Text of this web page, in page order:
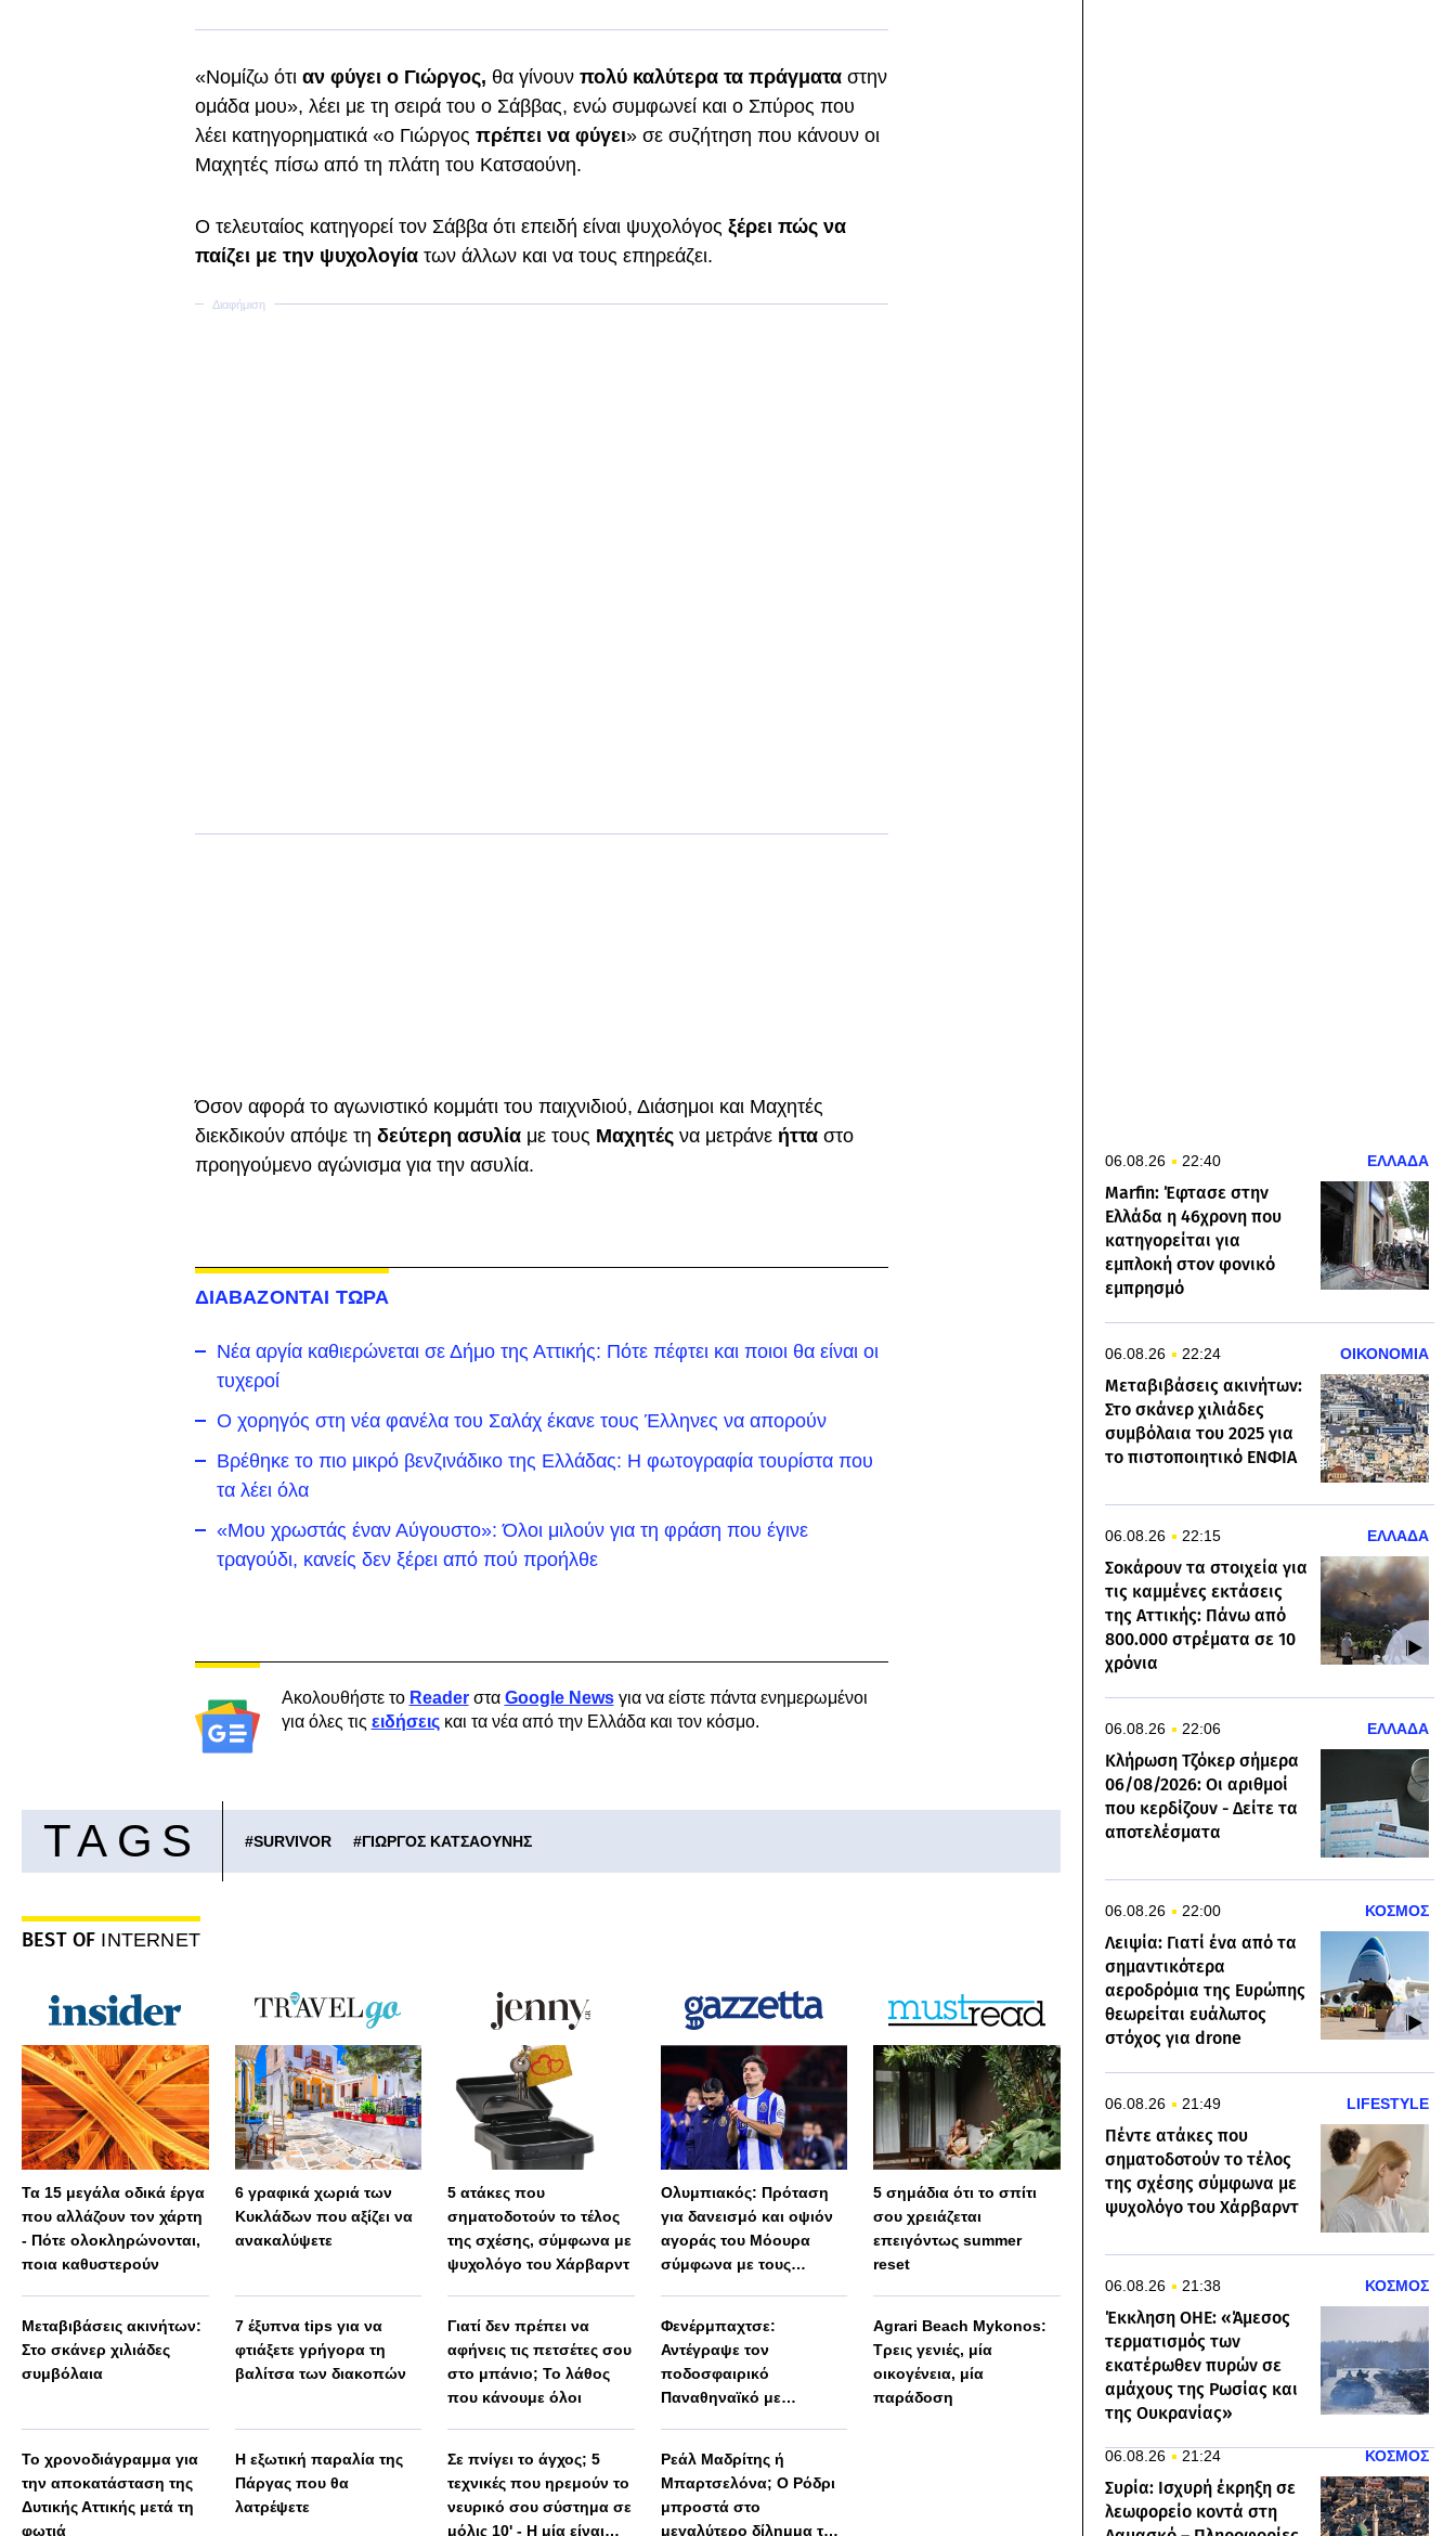
«Νομίζω ότι αν φύγει ο Γιώργος, θα γίνουν πολύ καλύτερα τα πράγματαστην
ομάδα μου», λέει με τη σειρά του ο Σάββας, ενώ συμφωνεί και ο Σπύρος που
λέει κατηγορηματικά «ο Γιώργος πρέπει να φύγει» σε συζήτηση που κάνουν οι
Μαχητές πίσω από τη πλάτη του Κατσαούνη.
Ο τελευταίος κατηγορεί τον Σάββα ότι επειδή είναι ψυχολόγος ξέρει πώς να
παίζει με την ψυχολογία των άλλων και να τους επηρεάζει.
Όσον αφορά το αγωνιστικό κομμάτι του παιχνιδιού, Διάσημοι και Μαχητές
διεκδικούν απόψε τη δεύτερη ασυλίαμε τους Μαχητέςνα μετράνε ήττα στο
προηγούμενο αγώνισμα για την ασυλία.
ΔΙΑΒΑΖΟΝΤΑΙ ΤΩΡΑ
Νέα αργία καθιερώνεται σε Δήμο της Αττικής: Πότε πέφτει και ποιοι θα είναι οι
τυχεροί
Ο χορηγός στη νέα φανέλα του Σαλάχ έκανε τους Έλληνες να απορούν
Βρέθηκε το πιο μικρό βενζινάδικο της Ελλάδας: Η φωτογραφία τουρίστα που
τα λέει όλα
«Μου χρωστάς έναν Αύγουστο»: Όλοι μιλούν για τη φράση που έγινε
τραγούδι, κανείς δεν ξέρει από πού προήλθε
Ακολουθήστε το Readerστα Google Newsγια να είστε πάντα ενημερωμένοι
για όλες τις ειδήσειςκαι τα νέα από την Ελλάδα και τον κόσμο.
TAGS #SURVIVOR #ΓΙΩΡΓΟΣ ΚΑΤΣΑΟΥΝΗΣ
BEST OF INTERNET
Τα 15 μεγάλα οδικά έργα
που αλλάζουν τον χάρτη
- Πότε ολοκληρώνονται,
ποια καθυστερούν
Μεταβιβάσεις ακινήτων:
Στο σκάνερ χιλιάδες
συμβόλαια
Το χρονοδιάγραμμα για
την αποκατάσταση της
Δυτικής Αττικής μετά τη
φωτιά
6 γραφικά χωριά των
Κυκλάδων που αξίζει να
ανακαλύψετε
7 έξυπνα tips για να
φτιάξετε γρήγορα τη
βαλίτσα των διακοπών
Η εξωτική παραλία της
Πάργας που θα
λατρέψετε
5 ατάκες που
σηματοδοτούν το τέλος
της σχέσης, σύμφωνα με
ψυχολόγο του Χάρβαρντ
Γιατί δεν πρέπει να
αφήνεις τις πετσέτες σου
στο μπάνιο; Το λάθος
που κάνουμε όλοι
Σε πνίγει το άγχος; 5
τεχνικές που ηρεμούν το
νευρικό σου σύστημα σε
μόλις 10' - Η μία είναι
Ολυμπιακός: Πρόταση
για δανεισμό και οψιόν
αγοράς του Μόουρα
σύμφωνα με τους
Φενέρμπαχτσε:
Αντέγραψε τον
ποδοσφαιρικό
Παναθηναϊκό με
Ρεάλ Μαδρίτης ή
Μπαρτσελόνα; Ο Ρόδρι
μπροστά στο
μεγαλύτερο δίλημμα της
5 σημάδια ότι το σπίτι
σου χρειάζεται
επειγόντως summer
reset
Agrari Beach Mykonos:
Τρεις γενιές, μία
οικογένεια, μία
παράδοση
06.08.26 22:40 ΕΛΛΑΔΑ
Marfin: Έφτασε στην
Ελλάδα η 46χρονη που
κατηγορείται για
εμπλοκή στον φονικό
εμπρησμό
06.08.26 22:24 ΟΙΚΟΝΟΜΙΑ
Μεταβιβάσεις ακινήτων:
Στο σκάνερ χιλιάδες
συμβόλαια του 2025 για
το πιστοποιητικό ΕΝΦΙΑ
06.08.26 22:15 ΕΛΛΑΔΑ
Σοκάρουν τα στοιχεία για
τις καμμένες εκτάσεις
της Αττικής: Πάνω από
800.000 στρέματα σε 10
χρόνια
06.08.26 22:06 ΕΛΛΑΔΑ
Κλήρωση Τζόκερ σήμερα
06/08/2026: Οι αριθμοί
που κερδίζουν - Δείτε τα
αποτελέσματα
06.08.26 22:00 ΚΟΣΜΟΣ
Λειψία: Γιατί ένα από τα
σημαντικότερα
αεροδρόμια της Ευρώπης
θεωρείται ευάλωτος
στόχος για drone
06.08.26 21:49 LIFESTYLE
Πέντε ατάκες που
σηματοδοτούν το τέλος
της σχέσης σύμφωνα με
ψυχολόγο του Χάρβαρντ
06.08.26 21:38 ΚΟΣΜΟΣ
Έκκληση ΟΗΕ: «Άμεσος
τερματισμός των
εκατέρωθεν πυρών σε
αμάχους της Ρωσίας και
της Ουκρανίας»
06.08.26 21:24 ΚΟΣΜΟΣ
Συρία: Ισχυρή έκρηξη σε
λεωφορείο κοντά στη